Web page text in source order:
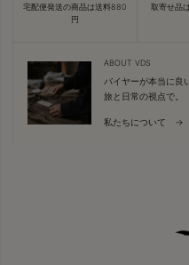
宅配便発送の商品は送料880
円
取寄せ品
ABOUT VDS
バイヤーが本当に良
旅と日常の視点で。
私たちについて →